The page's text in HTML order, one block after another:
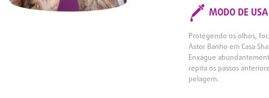
MODO DE
Protegendo os olhos,
Astor Banho em Casa
Enxágue
repita os passos
pelagem.